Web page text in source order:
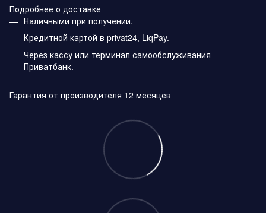
Подробнее о доставке
Наличными при получении.
Кредитной картой в privat24, LiqPay.
Через кассу или терминал самообслуживания
Приватбанк.
Гарантия от производителя 12 месяцев